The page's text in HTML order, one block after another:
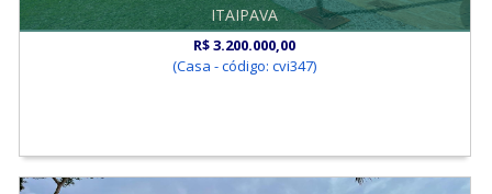
ITAIPAVA
R$ 3.200.000,00
(Casa - código: cvi347)